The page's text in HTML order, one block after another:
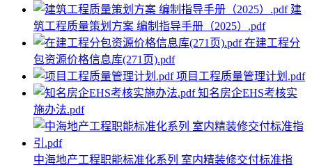
建
筑工程质量策划方案 编制指导手册（2025）.pdf
在建工程分
包资源价格信息库(271页).pdf
项目工程质量管理计划.pdf
知名房企EHS考核实
施办法.pdf
中海地产工程职能标准化系列 室内精装修交付标准指